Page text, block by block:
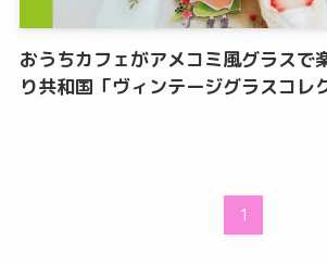
おうちカフェがアメコミ風グラスで
り共和国「ヴィンテージグラスコレ
1